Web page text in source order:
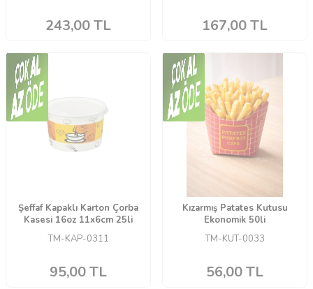
243,00TL 167,00TL
Şeffaf Kapaklı Karton Çorba
Kasesi 16oz 11x6cm 25li
TM-KAP-0311
95,00TL
Kızarmış Patates Kutusu
Ekonomik 50li
TM-KUT-0033
56,00TL